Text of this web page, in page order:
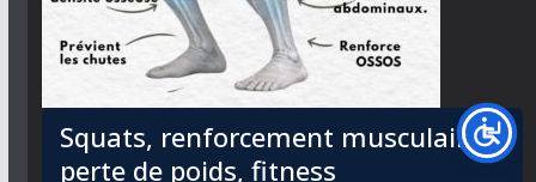
Squats, renforcement musculaire,
perte de poids, fitness